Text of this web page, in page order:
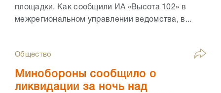
площадки. Как сообщили ИА «Высота 102» в
межрегиональном управлении ведомства, в...
Общество
Минобороны сообщило о
ликвидации за ночь над